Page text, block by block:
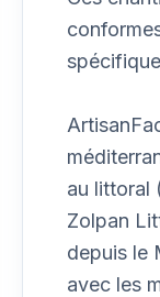
au littoral
Zolpan
depuis le
avec les